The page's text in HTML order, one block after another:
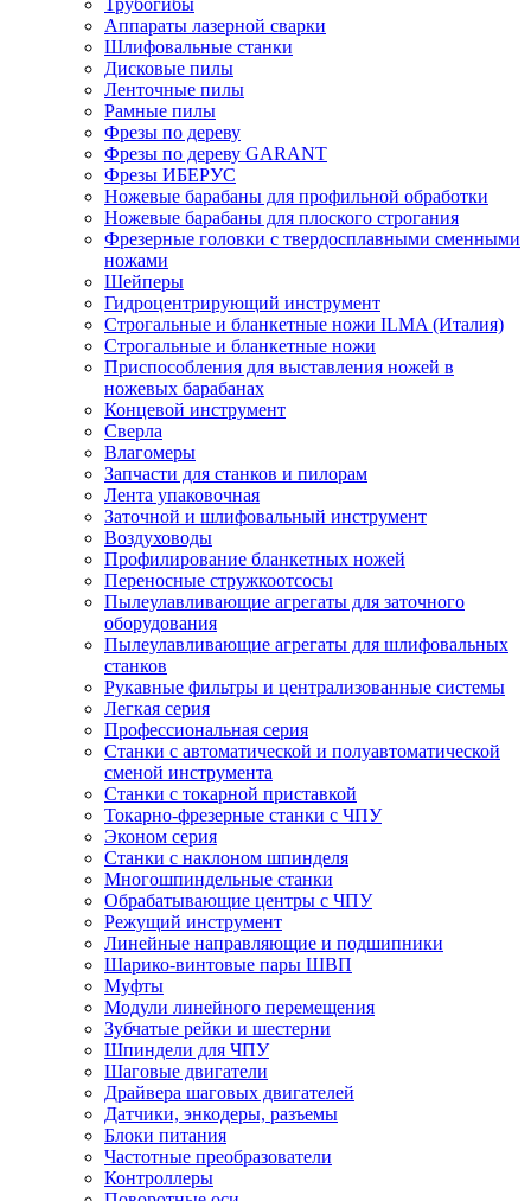
Трубогибы
Аппараты лазерной сварки
Шлифовальные станки
Дисковые пилы
Ленточные пилы
Рамные пилы
Фрезы по дереву
Фрезы по дереву GARANT
Фрезы ИБЕРУС
Ножевые барабаны для профильной обработки
Ножевые барабаны для плоского строгания
Фрезерные головки с твердосплавными сменными
ножами
Шейперы
Гидроцентрирующий инструмент
Строгальные и бланкетные ножи ILMA (Италия)
Cтрогальные и бланкетные ножи
Приспособления для выставления ножей в
ножевых барабанах
Концевой инструмент
Сверла
Влагомеры
Запчасти для станков и пилорам
Лента упаковочная
Заточной и шлифовальный инструмент
Воздуховоды
Профилирование бланкетных ножей
Переносные стружкоотсосы
Пылеулавливающие агрегаты для заточного
оборудования
Пылеулавливающие агрегаты для шлифовальных
станков
Рукавные фильтры и централизованные системы
Легкая серия
Профессиональная серия
Станки с автоматической и полуавтоматической
сменой инструмента
Станки с токарной приставкой
Токарно-фрезерные станки с ЧПУ
Эконом серия
Станки с наклоном шпинделя
Многошпиндельные станки
Обрабатывающие центры с ЧПУ
Режущий инструмент
Линейные направляющие и подшипники
Шарико-винтовые пары ШВП
Муфты
Модули линейного перемещения
Зубчатые рейки и шестерни
Шпиндели для ЧПУ
Шаговые двигатели
Драйвера шаговых двигателей
Датчики, энкодеры, разъемы
Блоки питания
Частотные преобразователи
Контроллеры